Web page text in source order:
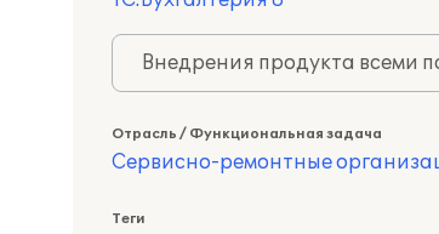
Внедрения продукта всеми
Отрасль / Функциональная задача
Сервисно-ремонтные
Теги